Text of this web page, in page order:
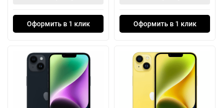
Оформить в 1 клик Оформить в 1 клик